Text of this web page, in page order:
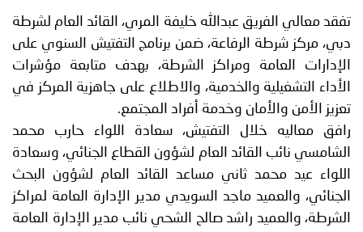
بنا
تفقد معالي الفريق عبدالله خليفة المري، القائد العام لشرطة
دبي، مركز شرطة الرفاعة، ضمن برنامج التفتيش السنوي على
الإدارات العامة ومراكز الشرطة، بهدف متابعة مؤشرات
الأداء التشغيلية والخدمية، والاطلاع على جاهزية المركز في
تعزيز الأمن والأمان وخدمة أفراد المجتمع.
رافق معاليه خلال التفتيش، سعادة اللواء حارب محمد
الشامسي نائب القائد العام لشؤون القطاع الجنائي، وسعادة
اللواء عيد محمد ثاني مساعد القائد العام لشؤون البحث
الجنائي، والعميد ماجد السويدي مدير الإدارة العامة لمراكز
الشرطة، والعميد راشد صالح الشحي نائب مدير الإدارة العامة